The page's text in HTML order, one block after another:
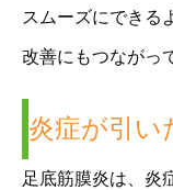
スムーズにできる
改善にもつながっ
炎症が引い
足底筋膜炎は、炎